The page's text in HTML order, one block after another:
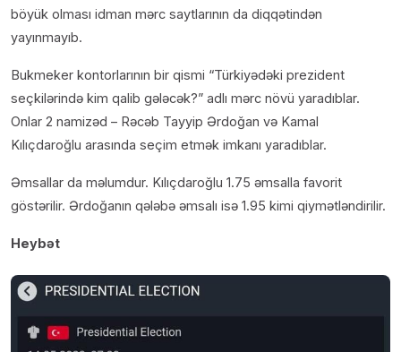
böyük olması idman mərc saytlarının da diqqətindən
yayınmayıb.
Bukmeker kontorlarının bir qismi “Türkiyədəki prezident
seçkilərində kim qalib gələcək?” adlı mərc növü yaradıblar.
Onlar 2 namizəd – Rəcəb Tayyip Ərdoğan və Kamal
Kılıçdaroğlu arasında seçim etmək imkanı yaradıblar.
Əmsallar da məlumdur. Kılıçdaroğlu 1.75 əmsalla favorit
göstərilir. Ərdoğanın qələbə əmsalı isə 1.95 kimi qiymətləndirilir.
Heybət